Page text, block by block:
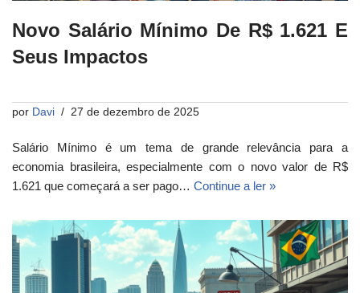
Novo Salário Mínimo De R$ 1.621 E
Seus Impactos
por Davi 27 de dezembro de 2025
Salário Mínimo é um tema de grande relevância para a
economia brasileira, especialmente com o novo valor de R$
1.621 que começará a ser pago… Continue a ler »